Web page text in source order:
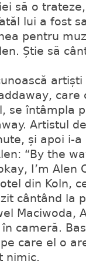
să o
lui a fost
pentru
Știe să
care
se întâmpla
Artistul
și apoi i-a
“By the
I’m Alen
din Koln,
cântând la
Maciwoda,
cameră.
care el o
nimic.